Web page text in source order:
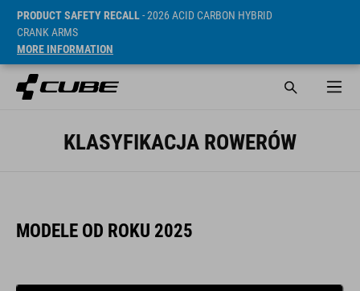
PRODUCT SAFETY RECALL- 2026 ACID CARBON HYBRID
CRANK ARMS
MORE INFORMATION
KLASYFIKACJA ROWERÓW
MODELE OD ROKU 2025